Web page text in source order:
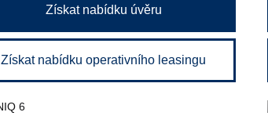
Získat nabídku úvěru
Získat nabídku operativního leasingu